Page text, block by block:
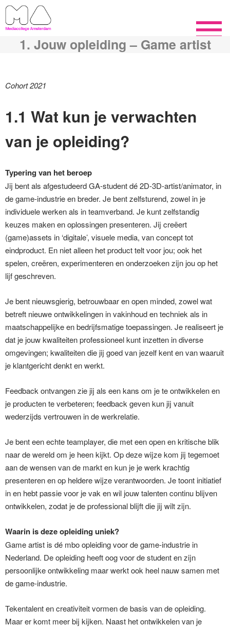
1. Jouw opleiding – Game artist
Cohort 2021
1.1 Wat kun je verwachten
van je opleiding?
Typering van het beroep
Jij bent als afgestudeerd GA-student dé 2D-3D-artist/animator, in
de game-industrie en breder. Je bent zelfsturend, zowel in je
individuele werken als in teamverband. Je kunt zelfstandig
keuzes maken en oplossingen presenteren. Jij creëert
(game)assets in ‘digitale’, visuele media, van concept tot
eindproduct. En niet alleen het product telt voor jou; ook het
spelen, creëren, experimenteren en onderzoeken zijn jou op het
lijf geschreven.
Je bent nieuwsgierig, betrouwbaar en open minded, zowel wat
betreft nieuwe ontwikkelingen in vakinhoud en techniek als in
maatschappelijke en bedrijfsmatige toepassingen. Je realiseert je
dat je jouw kwaliteiten professioneel kunt inzetten in diverse
omgevingen; kwaliteiten die jij goed van jezelf kent en van waaruit
je klantgericht denkt en werkt.
Feedback ontvangen zie jij als een kans om je te ontwikkelen en
je producten te verbeteren; feedback geven kun jij vanuit
wederzijds vertrouwen in de werkrelatie.
Je bent een echte teamplayer, die met een open en kritische blik
naar de wereld om je heen kijkt. Op deze wijze kom jij tegemoet
aan de wensen van de markt en kun je je werk krachtig
presenteren en op heldere wijze verantwoorden. Je toont initiatief
in en hebt passie voor je vak en wil jouw talenten continu blijven
ontwikkelen, zodat je de professional blijft die jij wilt zijn.
Waarin is deze opleiding uniek?
Game artist is dé mbo opleiding voor de game-industrie in
Nederland. De opleiding heeft oog voor de student en zijn
persoonlijke ontwikkeling maar werkt ook heel nauw samen met
de game-industrie.
Tekentalent en creativiteit vormen de basis van de opleiding.
Maar er komt meer bij kijken. Naast het ontwikkelen van je